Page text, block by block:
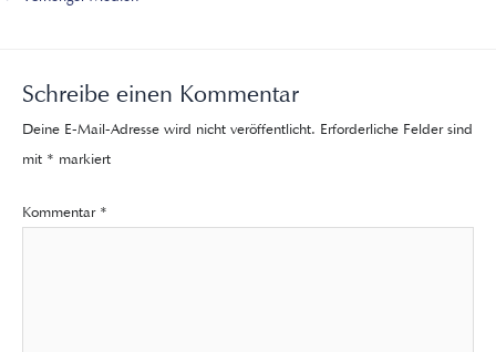
Schreibe einen Kommentar
Deine E-Mail-Adresse wird nicht veröffentlicht. Erforderliche Felder sind
mit * markiert
Kommentar *